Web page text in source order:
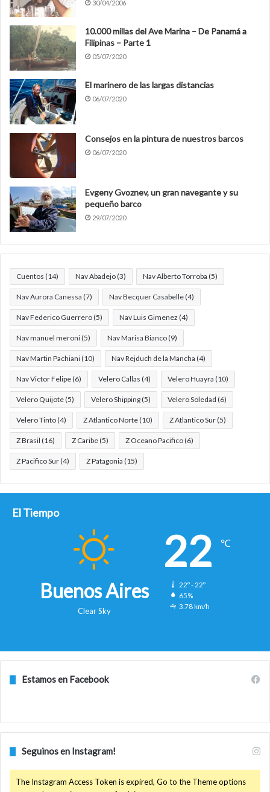
30/04/2006
10.000 millas del Ave Marina – De Panamá a
Filipinas – Parte 1
05/07/2020
El marinero de las largas distancias
06/07/2020
Consejos en la pintura de nuestros barcos
06/07/2020
Evgeny Gvoznev, un gran navegante y su
pequeño barco
29/07/2020
Cuentos (14) Nav Abadejo(3) Nav Alberto Torroba (5)
Nav Aurora Canessa (7) Nav Becquer Casabelle(4)
Nav Federico Guerrero(5) Nav Luis Gimenez (4)
Nav manuel meroni(5) Nav Marisa Bianco(9)
Nav Martin Pachiani(10) Nav Rejduch de la Mancha (4)
Nav Victor Felipe(6) Velero Callas (4) Velero Huayra (10)
Velero Quijote(5) Velero Shipping(5) Velero Soledad (6)
Velero Tinto(4) Z Atlantico Norte(10) Z Atlantico Sur(5)
Z Brasil (16) Z Caribe(5) Z Oceano Pacifico(6)
Z Pacifico Sur(4) Z Patagonia (15)
El Tiempo
Buenos Aires
Clear Sky
22 ℃
22º - 22º
65%
3.78 km/h
Estamos en Facebook
Seguinos en Instagram!
The Instagram Access Token is expired, Go to the Theme options